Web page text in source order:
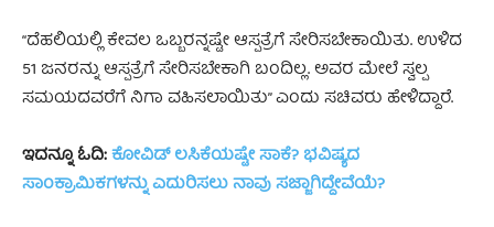
“ದೆಹಲಿಯಲ್ಲಿ ಕೇವಲ ಒಬ್ಬರನ್ನಷ್ಟೇ ಆಸ್ಪತ್ರೆಗೆ ಸೇರಿಸಬೇಕಾಯಿತು. ಉಳಿದ
51 ಜನರನ್ನು ಆಸ್ಪತ್ರೆಗೆ ಸೇರಿಸಬೇಕಾಗಿ ಬಂದಿಲ್ಲ. ಅವರ ಮೇಲೆ ಸ್ವಲ್ಪ
ಸಮಯದವರೆಗೆ ನಿಗಾ ವಹಿಸಲಾಯಿತು” ಎಂದು ಸಚಿವರು ಹೇಳಿದ್ದಾರೆ.
ಇದನ್ನೂ ಓದಿ:ಕೋವಿಡ್ ಲಸಿಕೆಯಷ್ಟೇ ಸಾಕೆ? ಭವಿಷ್ಯದ
ಸಾಂಕ್ರಾಮಿಕಗಳನ್ನು ಎದುರಿಸಲು ನಾವು ಸಜ್ಜಾಗಿದ್ದೇವೆಯೆ?